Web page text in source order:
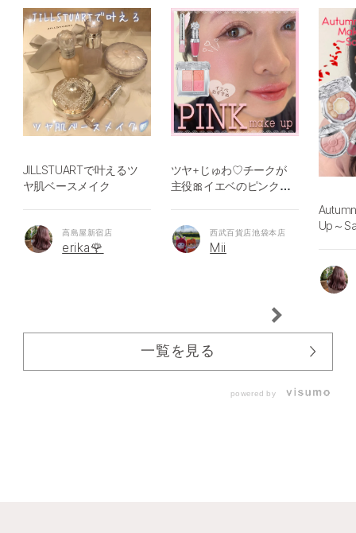
JILLSTUARTで叶えるツ
ヤ肌ベースメイク
高島屋新宿店
erika🌹
ツヤ+じゅわ♡チークが
主役🎀イエベのピンクメ
西武百貨店池袋本店
Mii
Up～
一覧を見る
powered by